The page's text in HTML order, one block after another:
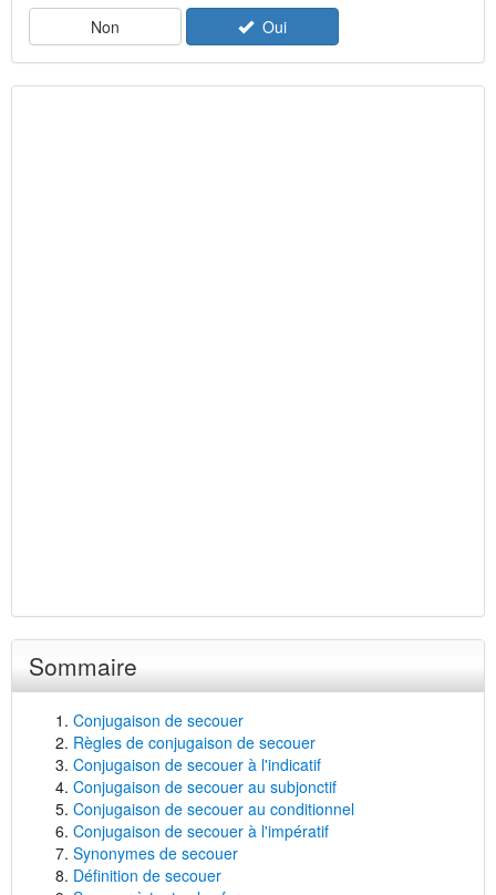
Non
Oui
Sommaire
Conjugaison de secouer
Règles de conjugaison de secouer
Conjugaison de secouer à l'indicatif
Conjugaison de secouer au subjonctif
Conjugaison de secouer au conditionnel
Conjugaison de secouer à l'impératif
Synonymes de secouer
Définition de secouer